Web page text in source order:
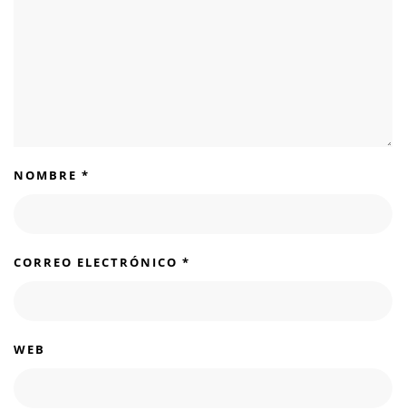
NOMBRE *
CORREO ELECTRÓNICO *
WEB